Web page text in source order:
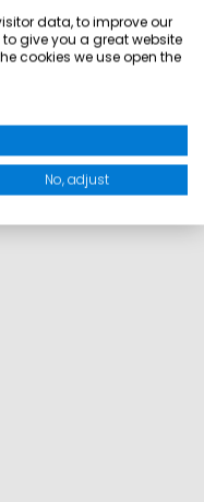
data, to improve our
give you a great website
cookies we use open the
No, adjust